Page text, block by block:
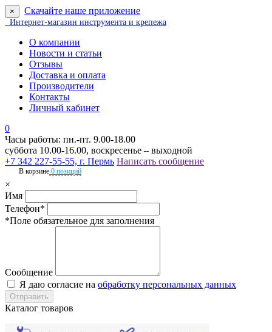
× Скачайте наше приложение
Интернет-магазин инструмента и крепежа
О компании
Новости и статьи
Отзывы
Доставка и оплата
Производители
Контакты
Личный кабинет
0
Часы работы: пн.-пт. 9.00-18.00
суббота 10.00-16.00, воскресенье – выходной
+7 342 227-55-55, г. Пермь Написать сообщение
В корзине 0 позиций
×
Имя
Телефон*
*Поле обязательное для заполнения
Сообщение
Я даю согласие на обработку персональных данных
Каталог товаров